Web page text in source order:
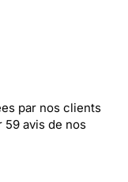
par nos clients
59 avis de nos